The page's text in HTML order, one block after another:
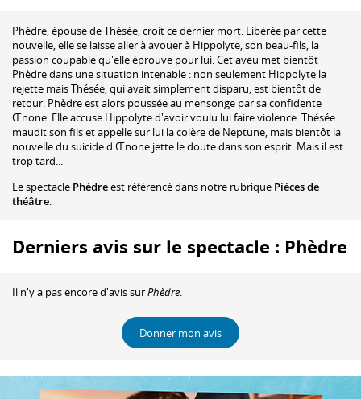
Phèdre, épouse de Thésée, croit ce dernier mort. Libérée par cette
nouvelle, elle se laisse aller à avouer à Hippolyte, son beau-fils, la
passion coupable qu'elle éprouve pour lui. Cet aveu met bientôt
Phèdre dans une situation intenable : non seulement Hippolyte la
rejette mais Thésée, qui avait simplement disparu, est bientôt de
retour. Phèdre est alors poussée au mensonge par sa confidente
Œnone. Elle accuse Hippolyte d'avoir voulu lui faire violence. Thésée
maudit son fils et appelle sur lui la colère de Neptune, mais bientôt la
nouvelle du suicide d'Œnone jette le doute dans son esprit. Mais il est
trop tard...
Le spectacle Phèdreest référencé dans notre rubrique Pièces de
théâtre.
Derniers avis sur le spectacle : Phèdre
Il n'y a pas encore d'avis surPhèdre.
Donner mon avis